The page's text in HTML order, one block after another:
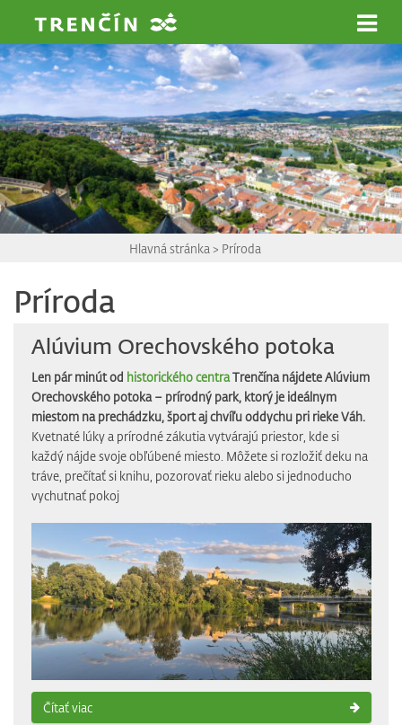
Hlavná stránka > Príroda
Príroda
Alúvium Orechovského potoka
Len pár minút od historického centraTrenčína nájdete Alúvium
Orechovského potoka – prírodný park, ktorý je ideálnym
miestom na prechádzku, šport aj chvíľu oddychu pri rieke Váh.
Kvetnaté lúky a prírodné zákutia vytvárajú priestor, kde si
každý nájde svoje obľúbené miesto. Môžete si rozložiť deku na
tráve, prečítať si knihu, pozorovať rieku alebo si jednoducho
vychutnať pokoj
Čítať viac